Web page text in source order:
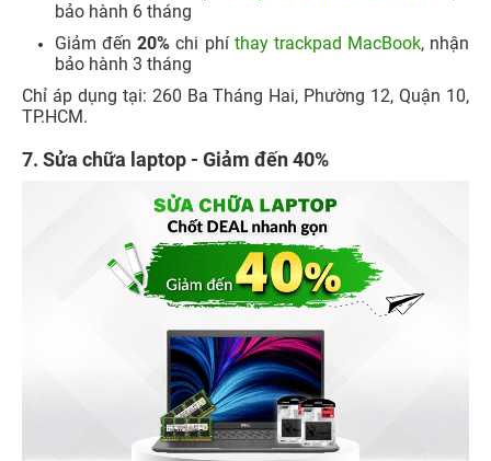
bảo hành 6 tháng
Giảm đến20% chi phí thay trackpad MacBook, nhận
bảo hành 3 tháng
Chỉ áp dụng tại: 260 Ba Tháng Hai, Phường 12, Quận 10,
TP.HCM.
7. Sửa chữa laptop - Giảm đến 40%